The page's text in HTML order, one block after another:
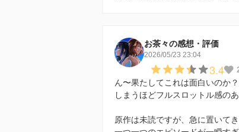
お茶々の感想・評価
2026/05/23 23:04
3.4
ん〜果たしてこれは面白いのか
しまうほどフルスロットル感の
原作は未読ですが、急に置いて